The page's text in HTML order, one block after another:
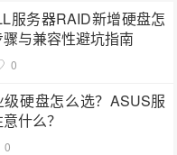
SSD(199)
卡价格(194)
(190)
服务器RAID新增硬盘怎
与兼容性避坑指南
0
硬盘怎么选？ASUS服
什么？
0